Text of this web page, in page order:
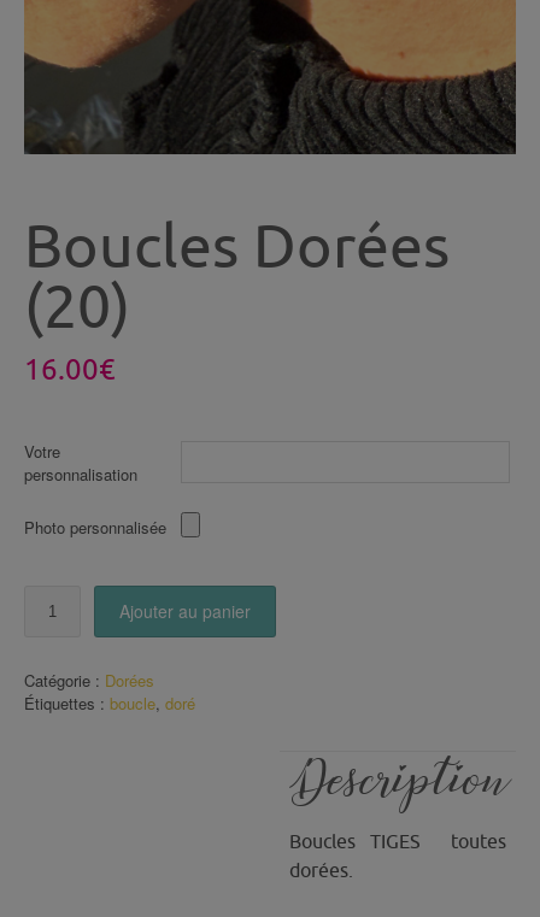
Boucles Dorées
(20)
16.00€
Votre
personnalisation
Photo personnalisée
(20)
Ajouter au panier
Catégorie : Dorées
Étiquettes : boucle, doré
Description
Boucles TIGES toutes
dorées.